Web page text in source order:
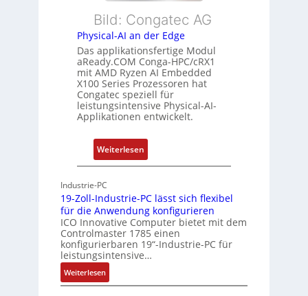
ü
b
e
r
w
a
c
h
u
n
g
i
s
t
u
n
g
e
E
t
h
e
r
c
a
t
-
A
c
h
i
t
e
Bild: Congatec AG
Physical-AI an der Edge
Das applikationsfertige Modul
aReady.COM Conga-HPC/cRX1
mit AMD Ryzen AI Embedded
X100 Series Prozessoren hat
Congatec speziell für
leistungsintensive Physical-AI-
Applikationen entwickelt.
Weiterlesen:
P
s
i
c
a
Industrie-PC
19-Zoll-Industrie-PC lässt sich flexibel
für die Anwendung konfigurieren
ICO Innovative Computer bietet mit dem
Controlmaster 1785 einen
konfigurierbaren 19“-Industrie-PC für
leistungsintensive…
Weiterlesen:
1